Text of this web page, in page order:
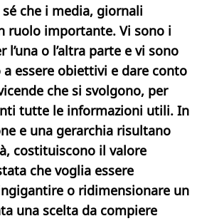
che i media, giornali
ruolo importante. Vi sono i
l’una o l’altra parte e vi sono
essere obiettivi e dare conto
che si svolgono, per
tutte le informazioni utili. In
e una gerarchia risultano
costituiscono il valore
che voglia essere
o ridimensionare un
una scelta da compiere